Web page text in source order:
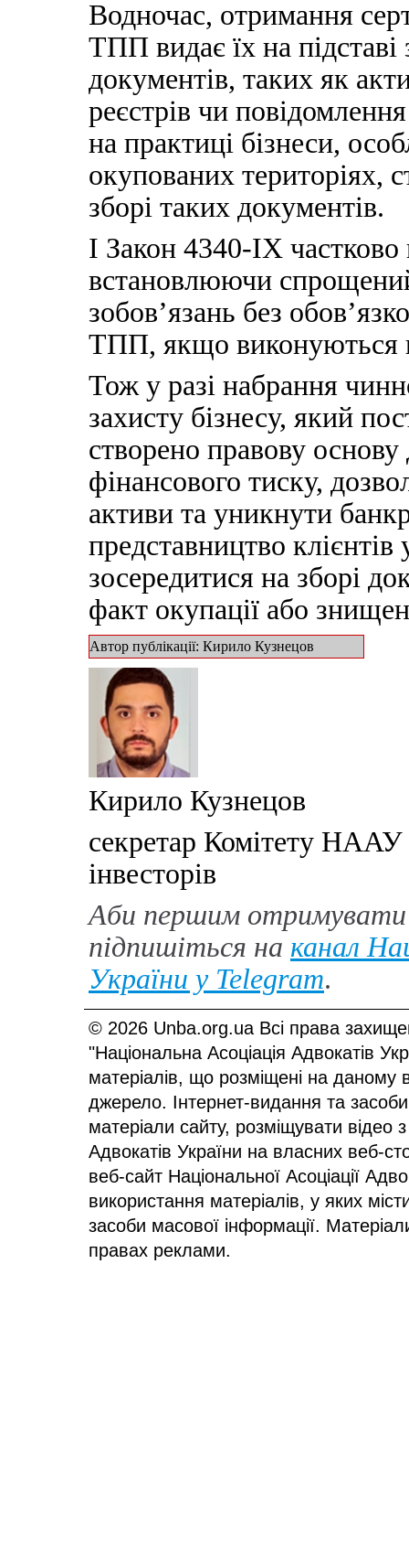
Водночас, отримання
ТПП видає їх на
документів, таких як
реєстрів чи
на практиці бізнеси,
окупованих територіях,
зборі таких документів.
І Закон 4340-ІХ
встановлюючи
зобов’язань без
ТПП, якщо виконуються
Тож у разі набрання
захисту бізнесу, який
створено правову
фінансового тиску,
активи та уникнути
представництво клієнтів
зосередитися на зборі
факт окупації або
Автор публікації: Кирило Кузнецов
Кирило Кузнецов
секретар Комітету НААУ
інвесторів
Аби першим отримувати
підпишіться на канал
України у Telegram.
© 2026 Unba.org.ua Всі права
"Національна Асоціація Адвокатів
матеріалів, що розміщені на даному
джерело. Інтернет-видання та
матеріали сайту, розміщувати відео
Адвокатів України на власних веб-
веб-сайт Національної Асоціації
використання матеріалів, у яких
засоби масової інформації.
правах реклами.